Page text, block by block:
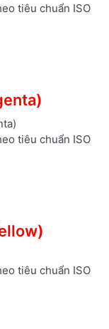
tiêu chuẩn ISO
tiêu chuẩn ISO
tiêu chuẩn ISO